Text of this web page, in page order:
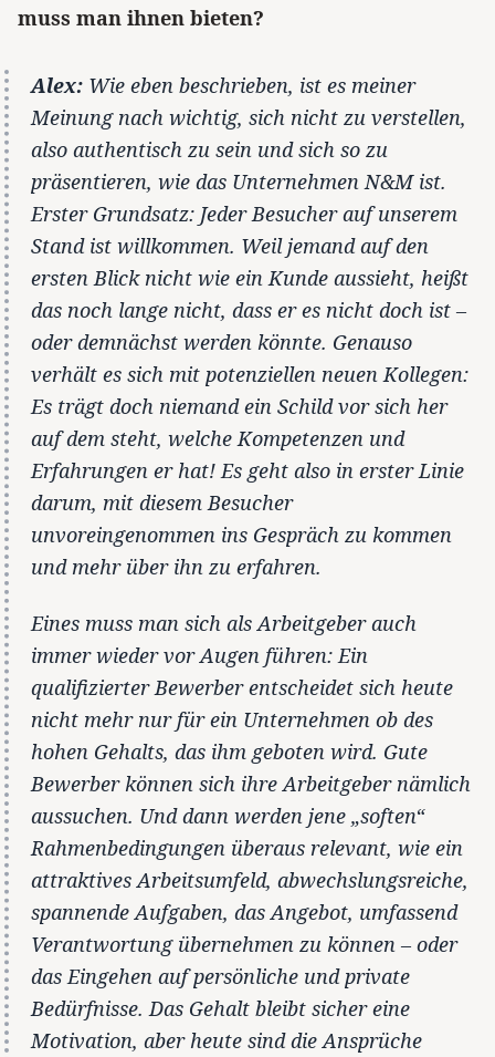
muss man ihnen bieten?
Alex: Wie eben beschrieben, ist es meiner
Meinung nach wichtig, sich nicht zu verstellen,
also authentisch zu sein und sich so zu
präsentieren, wie das Unternehmen N&M ist.
Erster Grundsatz: Jeder Besucher auf unserem
Stand ist willkommen. Weil jemand auf den
ersten Blick nicht wie ein Kunde aussieht, heißt
das noch lange nicht, dass er es nicht doch ist –
oder demnächst werden könnte. Genauso
verhält es sich mit potenziellen neuen Kollegen:
Es trägt doch niemand ein Schild vor sich her
auf dem steht, welche Kompetenzen und
Erfahrungen er hat! Es geht also in erster Linie
darum, mit diesem Besucher
unvoreingenommen ins Gespräch zu kommen
und mehr über ihn zu erfahren.
Eines muss man sich als Arbeitgeber auch
immer wieder vor Augen führen: Ein
qualifizierter Bewerber entscheidet sich heute
nicht mehr nur für ein Unternehmen ob des
hohen Gehalts, das ihm geboten wird. Gute
Bewerber können sich ihre Arbeitgeber nämlich
aussuchen. Und dann werden jene „soften“
Rahmenbedingungen überaus relevant, wie ein
attraktives Arbeitsumfeld, abwechslungsreiche,
spannende Aufgaben, das Angebot, umfassend
Verantwortung übernehmen zu können – oder
das Eingehen auf persönliche und private
Bedürfnisse. Das Gehalt bleibt sicher eine
Motivation, aber heute sind die Ansprüche